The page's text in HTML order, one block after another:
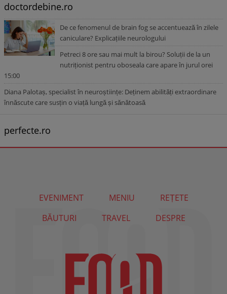
doctordebine.ro
De ce fenomenul de brain fog se accentuează în zilele
caniculare? Explicațiile neurologului
Petreci 8 ore sau mai mult la birou? Soluții de la un
nutriționist pentru oboseala care apare în jurul orei
15:00
Diana Palotaș, specialist în neuroștiințe: Deținem abilități extraordinare
înnăscute care susțin o viață lungă și sănătoasă
perfecte.ro
EVENIMENT MENIU
REȚETE
BĂUTURI
TRAVEL DESPRE